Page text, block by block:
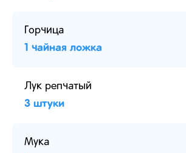
Горчица
1 чайная ложка
Лук репчатый
3 штуки
Мука